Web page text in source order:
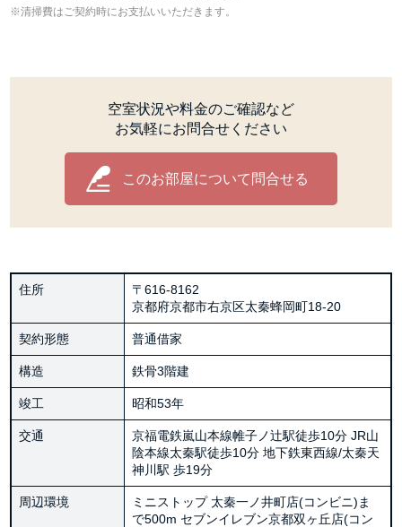
清掃費はご契約時にお支払いいただきます。
空室状況や料金のご確認など
お気軽にお問合せください
このお部屋について問合せる
住所
〒616-8162
京都府京都市右京区太秦蜂岡町18-20
契約形態 普通借家
構造 鉄骨3階建
竣工 昭和53年
交通
京福電鉄嵐山本線帷子ノ辻駅徒歩10分 JR山
陰本線太秦駅徒歩10分 地下鉄東西線/太秦天
神川駅 歩19分
周辺環境
ミニストップ 太秦一ノ井町店(コンビニ)ま
で500m セブンイレブン京都双ヶ丘店(コン